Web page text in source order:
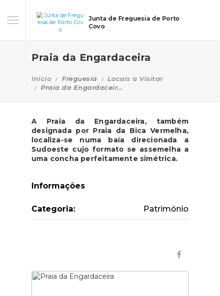
Junta de Freguesia de Porto
Covo
Praia da Engardaceira
Início Freguesia
Locais a Visitar
Praia da Engardaceir...
A Praia da Engardaceira, também
designada por Praia da Bica Vermelha,
localiza-se numa baía direcionada a
Sudoeste cujo formato se assemelha a
uma concha perfeitamente simétrica.
Informações
Categoria: Património